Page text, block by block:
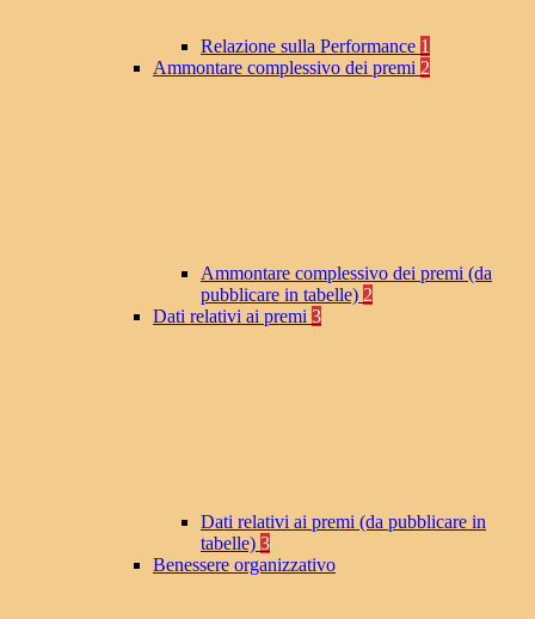
Relazione sulla Performance 1
Ammontare complessivo dei premi 2
Ammontare complessivo dei premi (da
pubblicare in tabelle) 2
Dati relativi ai premi 3
Dati relativi ai premi (da pubblicare in
tabelle) 3
Benessere organizzativo